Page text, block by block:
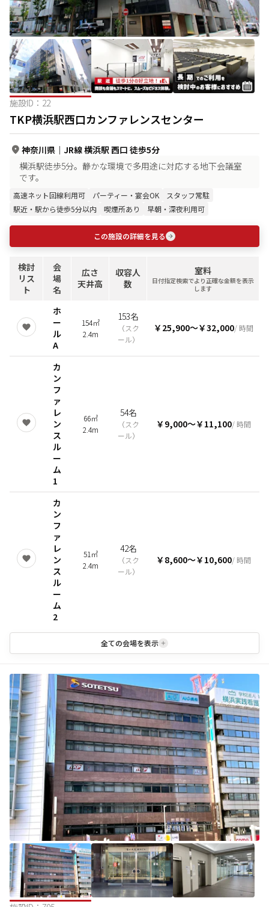
施設ID： 22
TKP横浜駅西口カンファレンスセンター
神奈川県 ｜ JR線 横浜駅 西口 徒歩5分
横浜駅徒歩5分。静かな環境で多用途に対応する地下会議室
です。
高速ネット回線利用可 パーティー・宴会OK
スタッフ常駐
駅近・駅から徒歩5分以内
喫煙所あり 早朝・深夜利用可
この施設の詳細を見る
検討
リス
ト
会
場
名
広さ
天井高
収容人
数
室料
日付指定検索でより正確な金額を表示
します
ホ
ー
ル
A
154㎡
2.4m
153名
（スク
ール）
￥25,900〜￥32,000/ 時間
カ
ン
フ
ァ
レ
ン
ス
ル
ー
ム
1
66㎡
2.4m
54名
（スク
ール）
￥9,000〜￥11,100/ 時間
カ
ン
フ
ァ
レ
ン
ス
ル
ー
ム
2
51㎡
2.4m
42名
（スク
ール）
￥8,600〜￥10,600/ 時間
全ての会場を表示